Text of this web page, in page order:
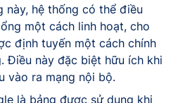
này, hệ thống có thể điều
một cách linh hoạt, cho
định tuyến một cách chính
Điều này đặc biệt hữu ích khi
vào ra mạng nội bộ.
là bảng được sử dụng khi